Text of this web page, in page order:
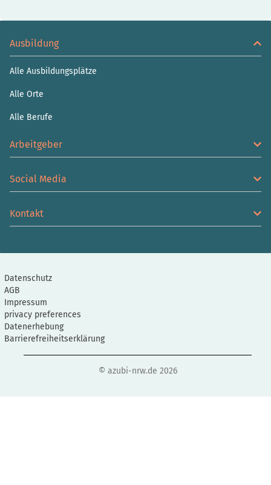
Ausbildung
Alle Ausbildungsplätze
Alle Orte
Alle Berufe
Arbeitgeber
Social Media
Kontakt
Datenschutz
AGB
Impressum
privacy preferences
Datenerhebung
Barrierefreiheitserklärung
© azubi-nrw.de 2026